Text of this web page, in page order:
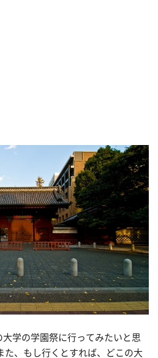
学の学園祭に行ってみたいと思
た、もし行くとすれば、どこの大